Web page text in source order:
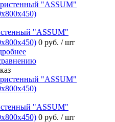
"ASSUM"
0 руб. / шт
"ASSUM"
0 руб. / шт